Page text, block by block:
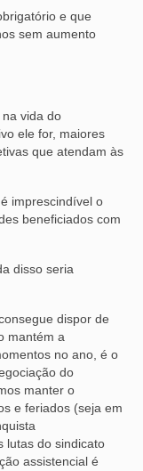
e que
sem aumento
vida do
ele for, maiores
que atendam às
imprescindível o
beneficiados com
disso seria
dispor de
mantém a
no ano, é o
do
manter o
e feriados (seja em
lutas do sindicato
assistencial é